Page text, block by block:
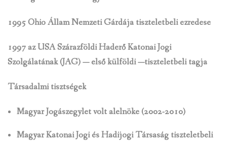
1995 Ohio Állam Nemzeti Gárdája tiszteletbeli ezredese
1997 az USA Szárazföldi Haderő Katonai Jogi
Szolgálatának (JAG) — első külföldi —tiszteletbeli tagja
Társadalmi tisztségek
Magyar Jogászegylet volt alelnöke (2002-2010)
Magyar Katonai Jogi és Hadijogi Társaság tiszteletbeli